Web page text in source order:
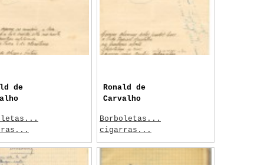
de
data
Ronald de
Carvalho
Borboletas...
cigarras...
Sem data